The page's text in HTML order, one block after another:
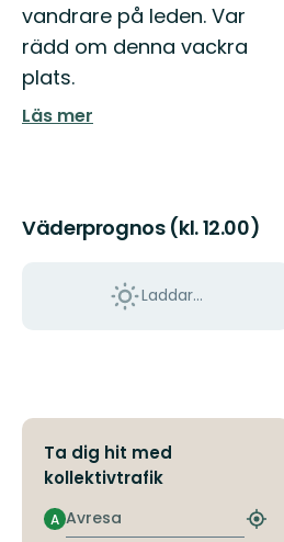
vandrare på leden. Var
rädd om denna vackra
plats.
Läs mer
Väderprognos (kl. 12.00)
Laddar...
Ta dig hit med
kollektivtrafik
Avresa
A
Hitta